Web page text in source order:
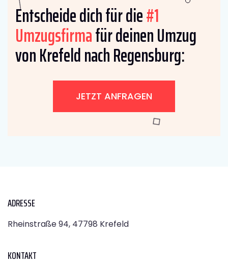
Entscheide dich für die#1
Umzugsfirmafür deinen Umzug
von Krefeld nach Regensburg:
JETZT ANFRAGEN
ADRESSE
Rheinstraße 94, 47798 Krefeld
KONTAKT